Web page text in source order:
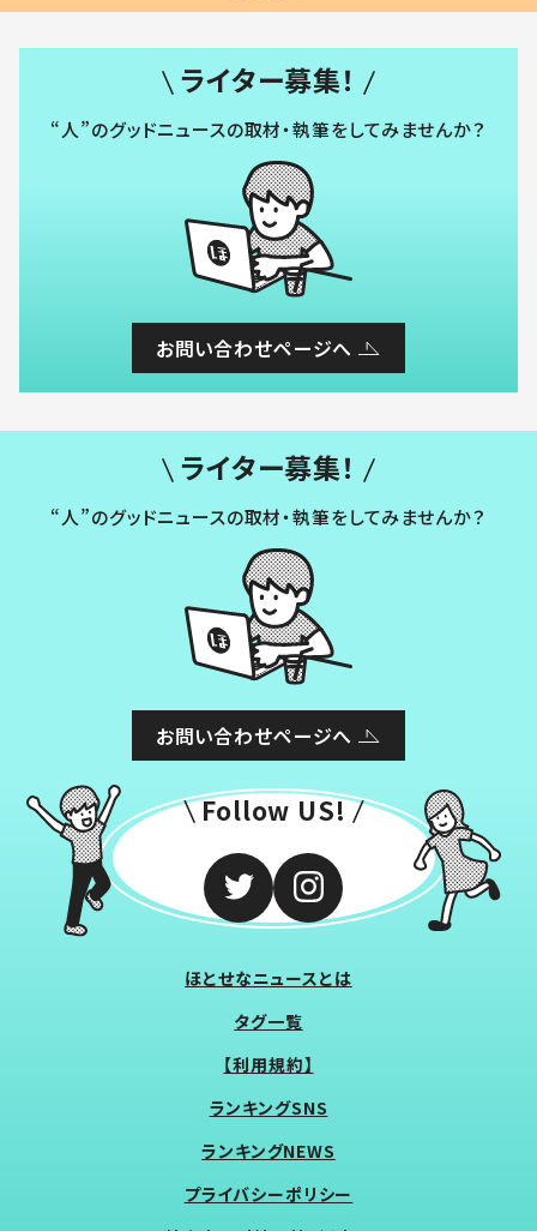
ライター募集！
“人”のグッドニュースの取材・執筆をしてみませんか？
お問い合わせページへ
ライター募集！
“人”のグッドニュースの取材・執筆をしてみませんか？
お問い合わせページへ
Follow US!
ほとせなニュースとは
タグ一覧
【利用規約】
ランキングSNS
ランキングNEWS
プライバシーポリシー